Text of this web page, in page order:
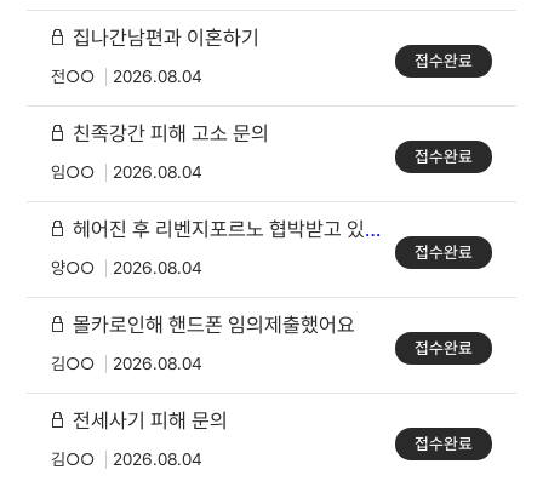
집나간남편과 이혼하기
전○○ 2026.08.04
접수완료
친족강간 피해 고소 문의
임○○ 2026.08.04
접수완료
헤어진 후 리벤지포르노 협박받고 있습니다
양○○ 2026.08.04
접수완료
몰카로인해 핸드폰 임의제출했어요
김○○ 2026.08.04
접수완료
전세사기 피해 문의
김○○ 2026.08.04
접수완료